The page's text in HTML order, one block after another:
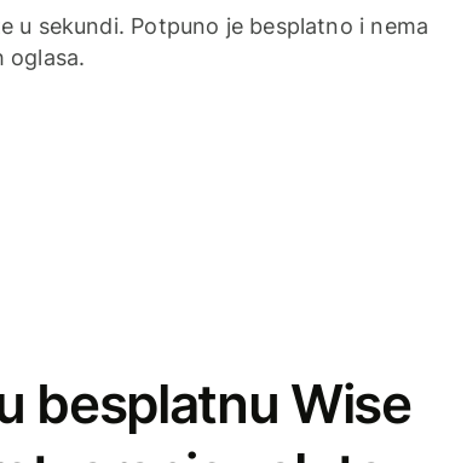
u sekundi. Potpuno je besplatno i nema
oglasa.
besplatnu Wise